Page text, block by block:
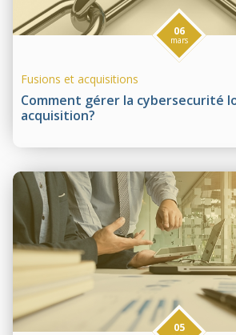
Comment gérer la cybersecurité
acquisition?
06
mars
Fusions et acquisitions
05